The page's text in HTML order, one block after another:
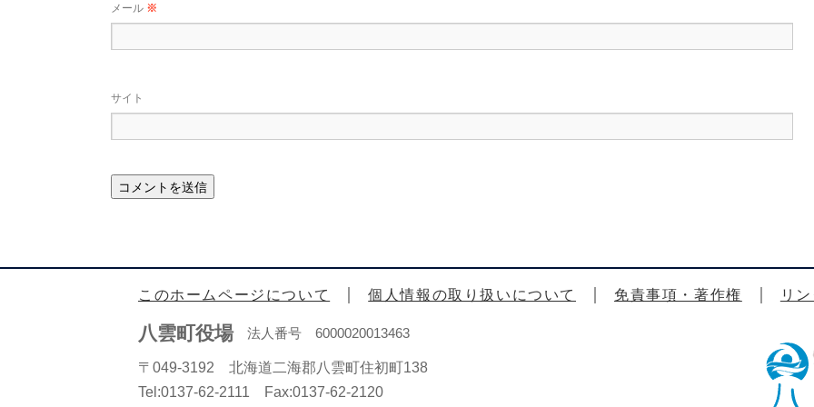
メール ※
サイト
このホームページについて 個人情報の取り扱いについて 免責事項・著作権 リ
八雲町役場法人番号 6000020013463
〒049-3192 北海道二海郡八雲町住初町138
Tel:0137-62-2111 Fax:0137-62-2120